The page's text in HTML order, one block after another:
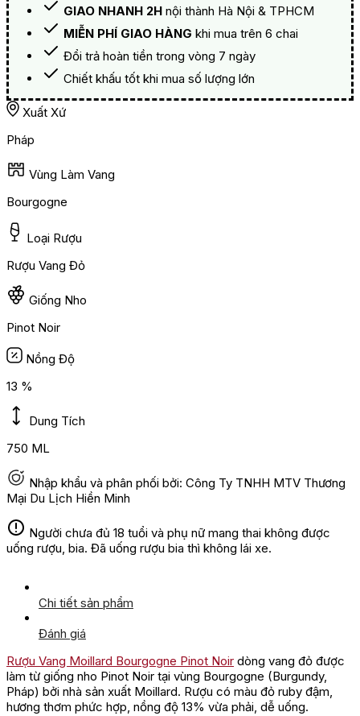
GIAO NHANH 2H nội thành Hà Nội & TPHCM
MIỄN PHÍ GIAO HÀNG khi mua trên 6 chai
Đổi trả hoàn tiền trong vòng 7 ngày
Chiết khấu tốt khi mua số lượng lớn
Xuất Xứ
Pháp
Vùng Làm Vang
Bourgogne
Loại Rượu
Rượu Vang Đỏ
Giống Nho
Pinot Noir
Nồng Độ
13 %
Dung Tích
750 ML
Nhập khẩu và phân phối bởi: Công Ty TNHH MTV Thương
Mại Du Lịch Hiền Minh
Người chưa đủ 18 tuổi và phụ nữ mang thai không được
uống rượu, bia. Đã uống rượu bia thì không lái xe.
Chi tiết sản phẩm
Đánh giá
Rượu Vang Moillard Bourgogne Pinot Noir dòng vang đỏ được
làm từ giống nho Pinot Noir tại vùng Bourgogne (Burgundy,
Pháp) bởi nhà sản xuất Moillard. Rượu có màu đỏ ruby đậm,
hương thơm phức hợp, nồng độ 13% vừa phải, dễ uống.